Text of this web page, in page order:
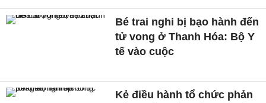
Bé trai nghi bị bạo hành đến
tử vong ở Thanh Hóa: Bộ Y
tế vào cuộc
Kẻ điều hành tổ chức phản